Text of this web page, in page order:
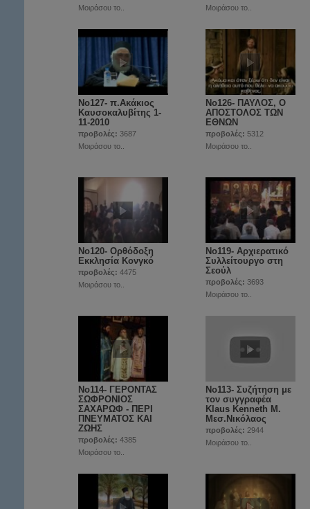
Μοιράσου το..
Μοιράσου το..
Νο127- π.Ακάκιος
Καυσοκαλυβίτης 1-
11-2010
προβολές: 3687
Μοιράσου το..
Νο126- ΠΑΥΛΟΣ, Ο
ΑΠΟΣΤΟΛΟΣ ΤΩΝ
ΕΘΝΩΝ
προβολές: 5312
Μοιράσου το..
Νο120- Ορθόδοξη
Εκκλησία Κονγκό
προβολές: 4475
Μοιράσου το..
Νο119- Αρχιερατικό
Συλλείτουργο στη
Σεούλ
προβολές: 3693
Μοιράσου το..
No114- ΓΕΡΟΝΤΑΣ
ΣΩΦΡΟΝΙΟΣ
ΣΑΧΑΡΩΦ - ΠΕΡΙ
ΠΝΕΥΜΑΤΟΣ ΚΑΙ
ΖΩΗΣ
προβολές: 4385
Μοιράσου το..
No113- Συζήτηση με
τον συγγραφέα
Klaus Kenneth Μ.
Μεσ.Νικόλαος
προβολές: 2944
Μοιράσου το..